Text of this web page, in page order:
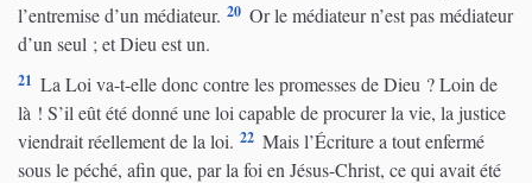
l’entremise d’un médiateur. 20 Or le médiateur n’est pas médiateur
d’un seul ; et Dieu est un.
21 La Loi va-t-elle donc contre les promesses de Dieu ? Loin de
là ! S’il eût été donné une loi capable de procurer la vie, la justice
viendrait réellement de la loi. 22 Mais l’Écriture a tout enfermé
sous le péché, afin que, par la foi en Jésus-Christ, ce qui avait été